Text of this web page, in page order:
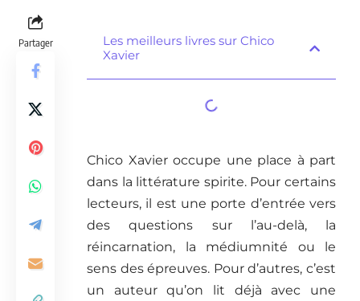
Partager
Les meilleurs livres sur Chico
Xavier
Chico Xavier occupe une place à part
dans la littérature spirite. Pour certains
lecteurs, il est une porte d’entrée vers
des questions sur l’au-delà, la
réincarnation, la médiumnité ou le
sens des épreuves. Pour d’autres, c’est
un auteur qu’on lit déjà avec une